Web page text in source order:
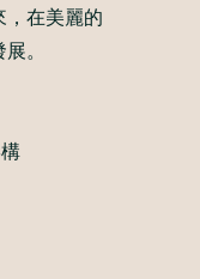
，在美麗的
。